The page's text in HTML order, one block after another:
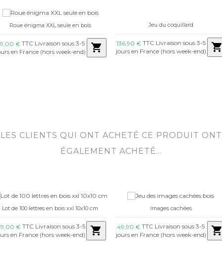
Roue énigma XXL seule en bois
€ TTC Livraison sous 3-5
en France (hors week-end)
shopping_cart
Jeu du coquillard
136,90 € TTC Livraison sous 3-5
jours en France (hors week-end)
LES CLIENTS QUI ONT ACHETÉ CE PRODUIT ONT
ÉGALEMENT ACHETÉ...
Lot de 100 lettres en bois xxl 10x10 cm
€ TTC Livraison sous 3-5
en France (hors week-end)
shopping_cart
Images cachées
49,90 € TTC Livraison sous 3-5
jours en France (hors week-end)